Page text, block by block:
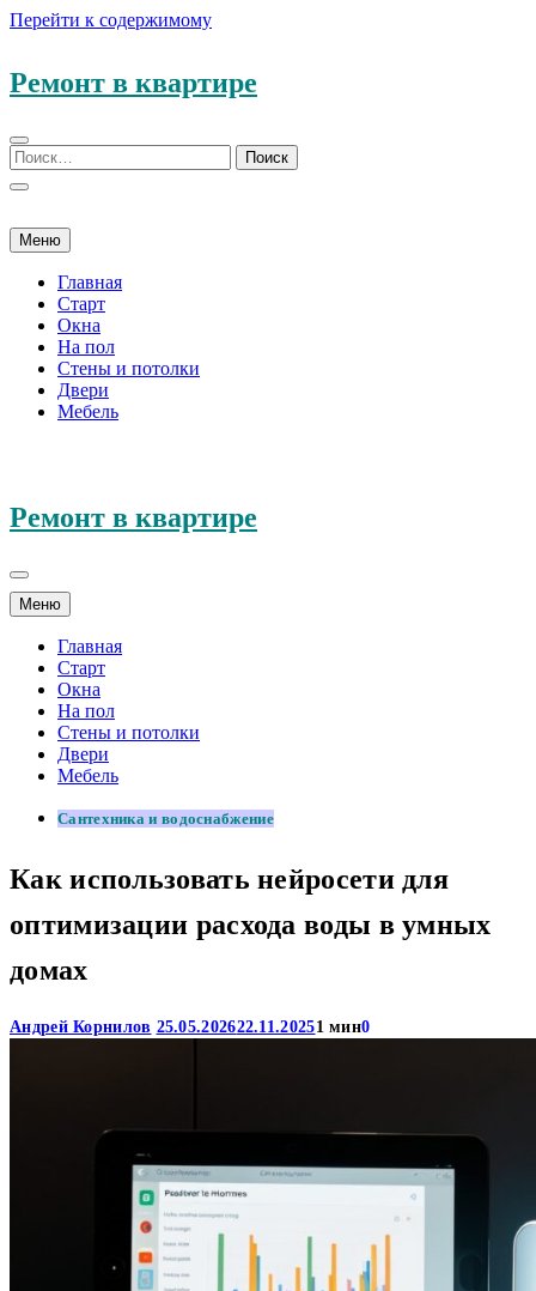
Перейти к содержимому
Ремонт в квартире
Меню
Главная
Старт
Окна
На пол
Стены и потолки
Двери
Мебель
Ремонт в квартире
Меню
Главная
Старт
Окна
На пол
Стены и потолки
Двери
Мебель
Сантехника и водоснабжение
Как использовать нейросети для
оптимизации расхода воды в умных
домах
Андрей Корнилов 25.05.202622.11.20251 мин0